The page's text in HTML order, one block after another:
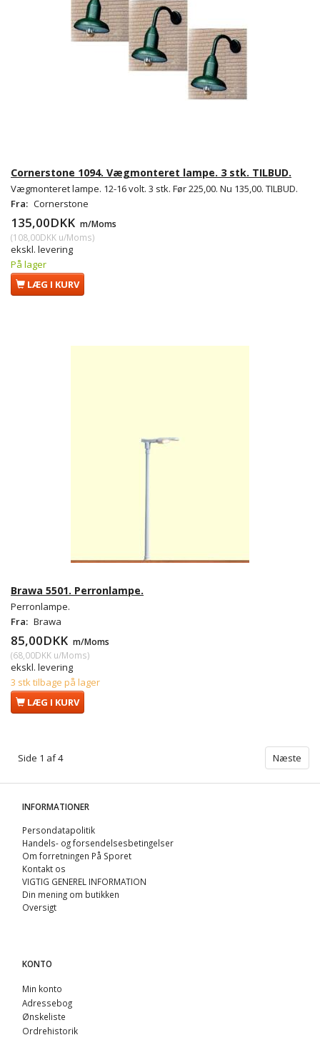
Cornerstone 1094. Vægmonteret lampe. 3 stk. TILBUD.
Vægmonteret lampe. 12-16 volt. 3 stk. Før 225,00. Nu 135,00. TILBUD.
Fra: Cornerstone
135,00DKK m/Moms
(108,00DKK u/Moms)
ekskl. levering
På lager
LÆG I KURV
Brawa 5501. Perronlampe.
Perronlampe.
Fra: Brawa
85,00DKK m/Moms
(68,00DKK u/Moms)
ekskl. levering
3 stk tilbage på lager
LÆG I KURV
Side 1 af 4 Næste
INFORMATIONER
Persondatapolitik
Handels- og forsendelsesbetingelser
Om forretningen På Sporet
Kontakt os
VIGTIG GENEREL INFORMATION
Din mening om butikken
Oversigt
KONTO
Min konto
Adressebog
Ønskeliste
Ordrehistorik